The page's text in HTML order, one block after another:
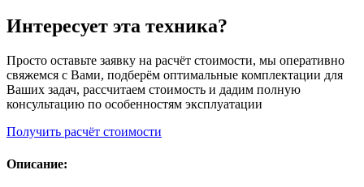
Интересует эта техника?
Просто оставьте заявку на расчёт стоимости, мы оперативно
свяжемся с Вами, подберём оптимальные комплектации для
Ваших задач, рассчитаем стоимость и дадим полную
консультацию по особенностям эксплуатации
Получить расчёт стоимости
Описание: